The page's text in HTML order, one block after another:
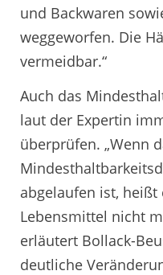
und Backwaren
weggeworfen. Die
vermeidbar.“
Auch das
laut der Expertin
überprüfen. „Wenn
abgelaufen ist, heißt
Lebensmittel nicht
erläutert Bollack-
deutliche